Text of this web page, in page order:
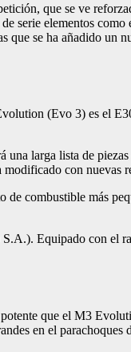
que se ve
serie elementos como
que se ha añadido un
(Evo 3) es el
larga lista de piezas
modificado con nuevas
de combustible más
Equipado con el
que el M3
en el parachoques